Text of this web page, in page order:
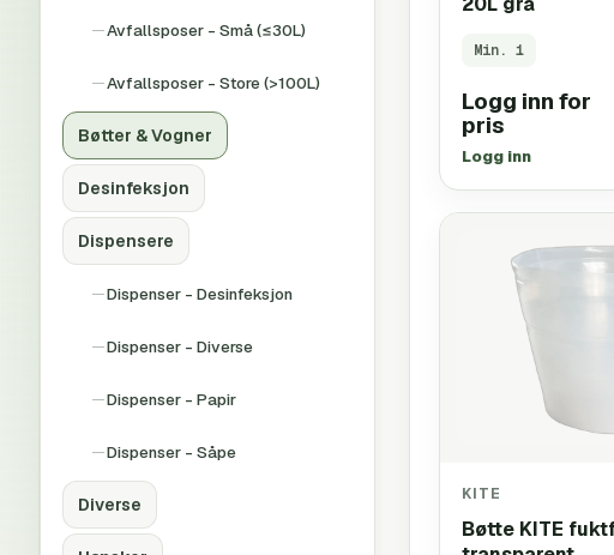
Avfallsposer - Små (≤30L)
Avfallsposer - Store (>100L)
Bøtter & Vogner
Desinfeksjon
Dispensere
Dispenser - Desinfeksjon
Dispenser - Diverse
Dispenser - Papir
Dispenser - Såpe
Diverse
Min. 1
Logg inn for
pris
Logg inn
KITE
Bøtte KITE